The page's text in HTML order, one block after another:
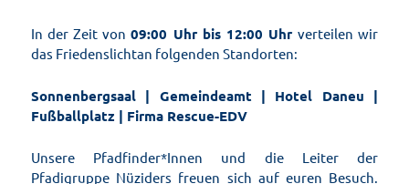
In der Zeit von09:00 Uhr bis 12:00 Uhr verteilen wir
das Friedenslichtan folgenden Standorten:
Sonnenbergsaal | Gemeindeamt | Hotel Daneu |
Fußballplatz | Firma Rescue-EDV
Unsere Pfadfinder*Innen und die Leiter der
Pfadigruppe Nüziders freuen sich auf euren Besuch.